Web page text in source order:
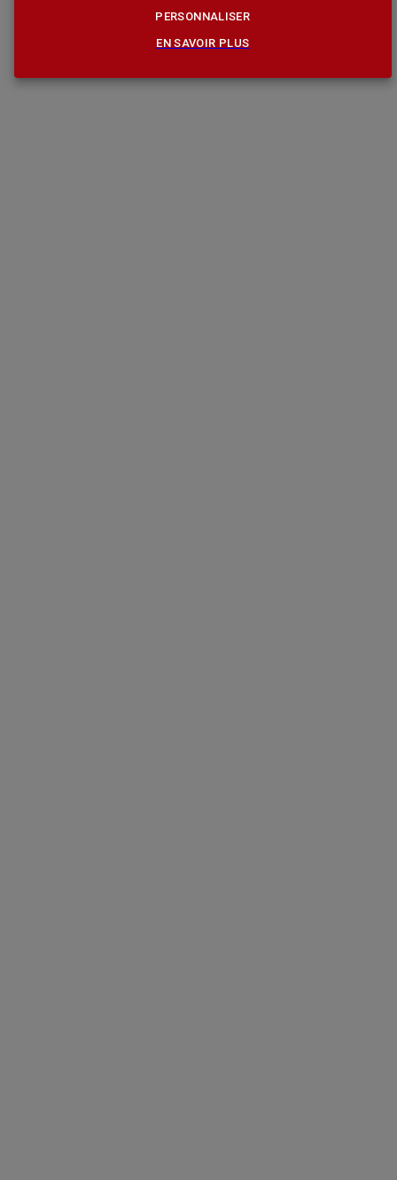
PERSONNALISER
EN SAVOIR PLUS